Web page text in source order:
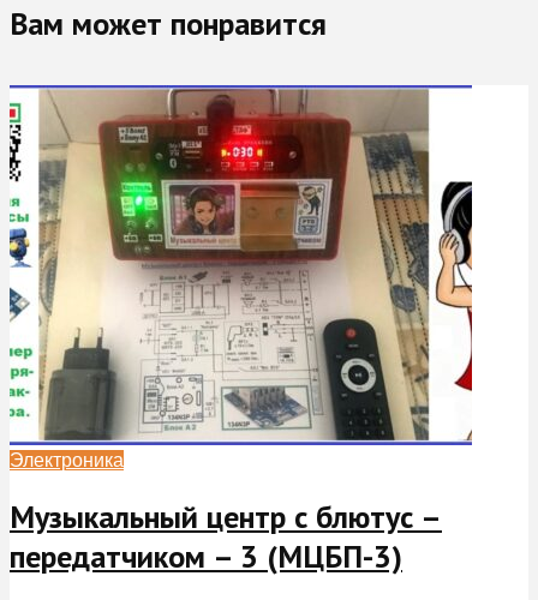
Вам может понравится
Электроника
Музыкальный центр с блютус –
передатчиком – 3 (МЦБП-3)